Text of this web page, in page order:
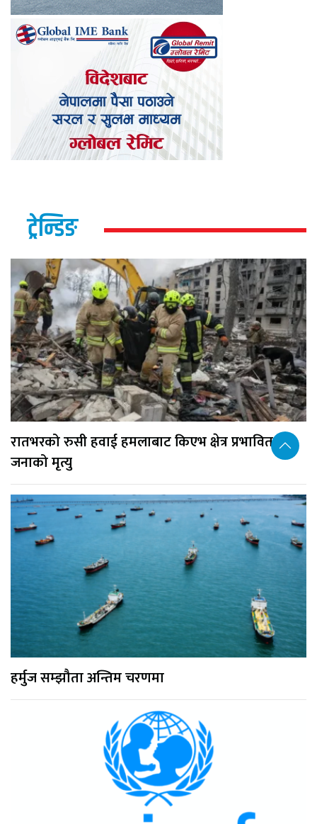
ट्रेन्डिङ
रातभरको रुसी हवाई हमलाबाट किएभ क्षेत्र प्रभावित, १७
जनाको मृत्यु
हर्मुज सम्झौता अन्तिम चरणमा